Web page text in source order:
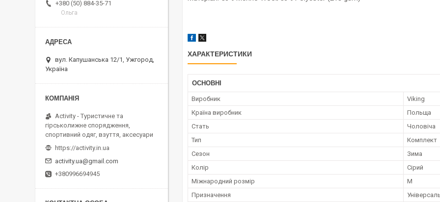
ХАРАКТЕРИСТИКИ
ОСНОВНІ
Виробник
Viking
Країна виробник
Польща
Стать
Чоловіча
Тип
Комплект
Сезон
Зима
Колір
Сірий
Міжнародний розмір
M
Призначення
+380 (50) 884-35-71
Ольга
вул. Капушанська 12/1, Ужгород,
Україна
Activity - Туристичне та
гірськолижне спорядження,
спортивний одяг, взуття, аксесуари
https://activity.in.ua
activity.ua@gmail.com
+380996694945